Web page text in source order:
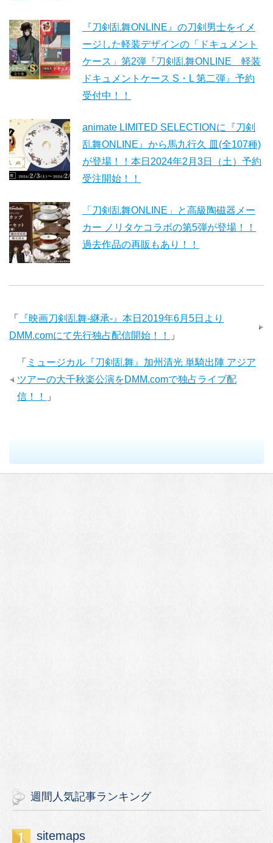
『刀剣乱舞ONLINE』の刀剣男士をイメ
ージした軽装デザインの「ドキュメント
ケース」第2弾『刀剣乱舞ONLINE 軽装
ドキュメントケース S・L 第二弾』予約
受付中！！
animate LIMITED SELECTIONに『刀剣
乱舞ONLINE』から馬九行久 皿(全107種)
が登場！！本日2024年2月3日（土）予約
受注開始！！
「刀剣乱舞ONLINE」と高級陶磁器メー
カー ノリタケコラボの第5弾が登場！！
過去作品の再販もあり！！
「
『映画刀剣乱舞-継承-』本日2019年6月5日より
DMM.comにて先行独占配信開始！！
」
「 ミュージカル『刀剣乱舞』加州清光 単騎出陣 アジア
ツアーの大千秋楽公演をDMM.comで独占ライブ配
信！！
」
週間人気記事ランキング
sitemaps